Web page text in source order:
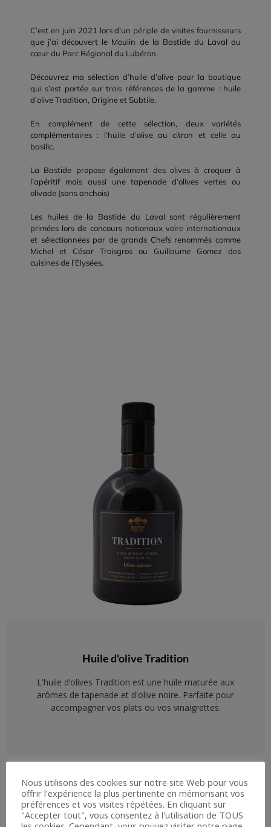
C’est en juin 2021 lors d’un périple de visites fournisseurs
que j’ai découvert le Moulin de la Bastide du Laval au
cœur du Parc Régional du Lubéron.
Découvrez ma sélection d’huile d’olive pour la boutique
qui s’est portée sur trois références de la gamme : huile
d’olive Tradition, Origine et Subtile.
En complément de cette sélection, deux variétés
complémentaires : l’huile d’olive au citron et celle au
basilic.
La Bastide propose également des olives à croquer à
l’apéritif mais aussi une tapenade d’olives vertes ou
olivade (sans anchois)
Les huiles de la Bastide du Laval sont régulièrement
primées lors de concours nationaux voire internationaux
et sélectionnées par de grands Chefs renommés comme
Michel et César Troisgros ou Guillaume Gomez des
cuisines de l’Elysées.
Huile d'olive Tradition
L'huile d’olives Tradition est une huile maturée aux
arômes de tapenade et d'olive noire. Parfaite pour
accompagner vos plats ou vos vinaigrettes.
Nous utilisons des cookies sur notre site Web pour vous
offrir l'expérience la plus pertinente en mémorisant vos
préférences et vos visites répétées. En cliquant sur
"Accepter tout", vous consentez à l'utilisation de TOUS